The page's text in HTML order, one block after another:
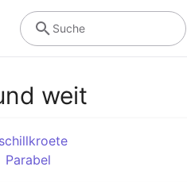
Suche
weit
schillkroete
Parabel